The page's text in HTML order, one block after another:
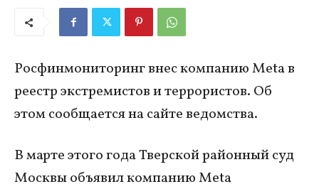
Росфинмониторинг внес компанию Meta в
реестр экстремистов и террористов. Об
этом сообщается на сайте ведомства.
В марте этого года Тверской районный суд
Москвы объявил компанию Meta